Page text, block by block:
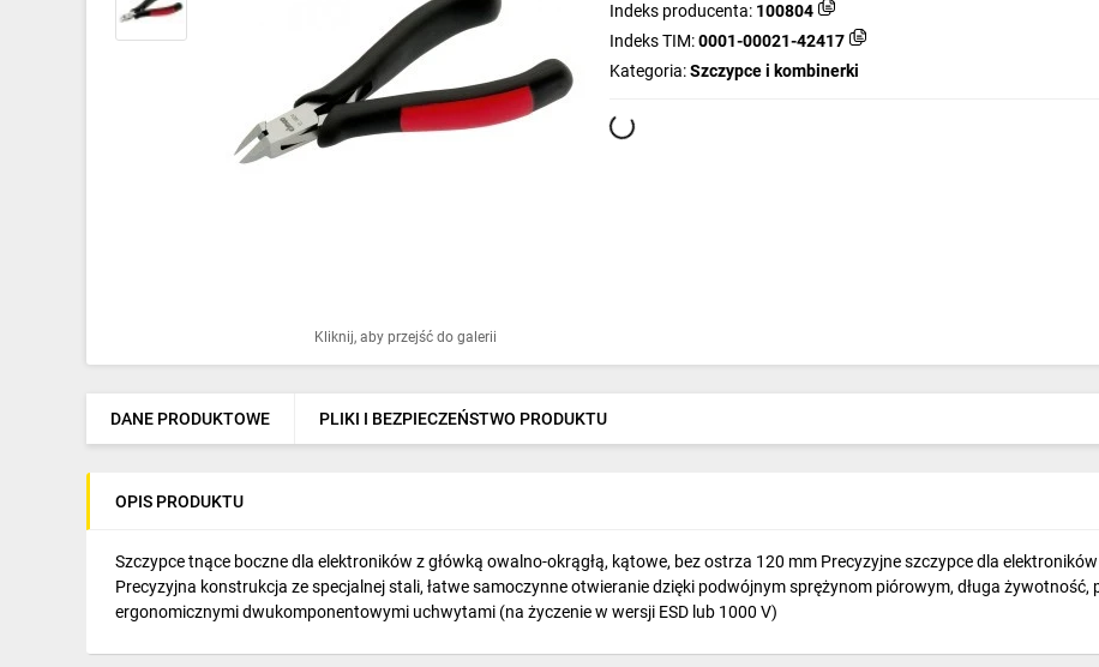
Ogrzewanie
Elektronarzędzia i mierniki
Napędy elektryczne
Pneumatyka
Dom i ogród
Kliknij, aby przejść do galerii
Indeks producenta: 100804
Indeks TIM:0001-00021-42417
Kategoria:Szczypce i kombinerki
DANE PRODUKTOWE PLIKI I BEZPIECZEŃSTWO PRODUKTU
OPIS PRODUKTU
Szczypce tnące boczne dla elektroników z główką owalno-okrągłą, kątowe, bez ostrza 120 mm Precyzyjne szczypce dla
Precyzyjna konstrukcja ze specjalnej stali, łatwe samoczynne otwieranie dzięki podwójnym sprężynom piórowym, długa
ergonomicznymi dwukomponentowymi uchwytami (na życzenie w wersji ESD lub 1000 V)